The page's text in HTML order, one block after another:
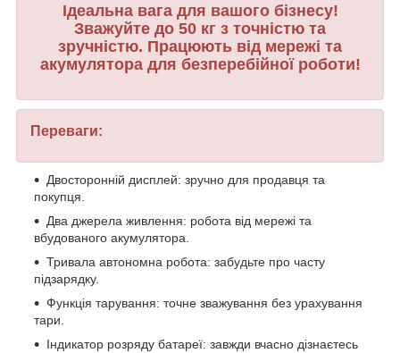
Ідеальна вага для вашого бізнесу!
Зважуйте до 50 кг з точністю та
зручністю. Працюють від мережі та
акумулятора для безперебійної роботи!
Переваги:
Двосторонній дисплей: зручно для продавця та
покупця.
Два джерела живлення: робота від мережі та
вбудованого акумулятора.
Тривала автономна робота: забудьте про часту
підзарядку.
Функція тарування: точне зважування без урахування
тари.
Індикатор розряду батареї: завжди вчасно дізнаєтесь